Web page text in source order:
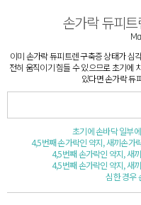
손가락 듀피
이미 손가락 듀피트렌 구축증 상태가 심
전히​ 움직이기 힘들 수 있으므로 초기에
있다면 손가락 듀
초기에 손바닥 일부
4,5번째 손가락인 약지, 새끼손가
4,5번째 손가락인 약지, 새
4,5번째 손가락인 약지, 새
심한 경우